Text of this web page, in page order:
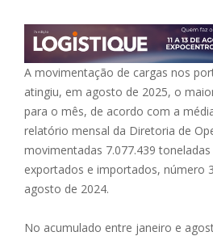
A movimentação de cargas nos
atingiu, em agosto de 2025, o
para o mês, de acordo com a
relatório mensal da Diretoria de
movimentadas 7.077.439
exportados e importados, número
agosto de 2024.
No acumulado entre janeiro e